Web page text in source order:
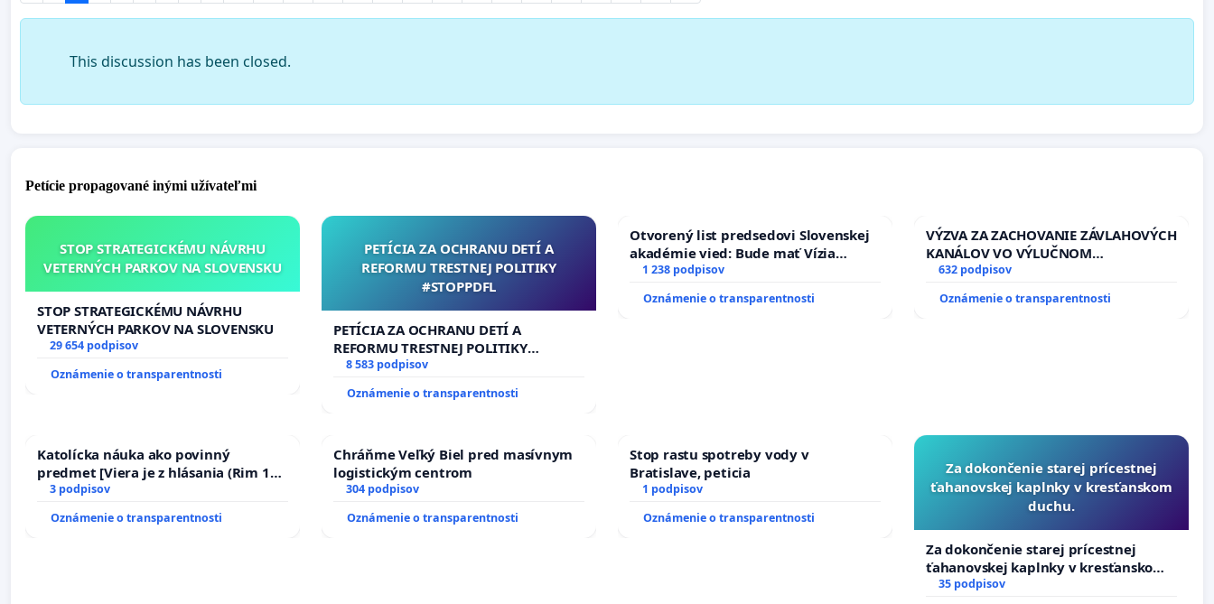
This discussion has been closed.
Petície propagované inými užívateľmi
STOP STRATEGICKÉMU NÁVRHU
VETERNÝCH PARKOV NA SLOVENSKU
STOP STRATEGICKÉMU NÁVRHU
VETERNÝCH PARKOV NA SLOVENSKU
29 654 podpisov
Oznámenie o transparentnosti
PETÍCIA ZA OCHRANU DETÍ A
REFORMU TRESTNEJ POLITIKY
#STOPPDFL
PETÍCIA ZA OCHRANU DETÍ A
REFORMU TRESTNEJ POLITIKY
#STOPPDFL
8 583 podpisov
Oznámenie o transparentnosti
Otvorený list predsedovi Slovenskej
akadémie vied: Bude mať Vízia
Slovenska 2040 mravnú chrbticu?
1 238 podpisov
Oznámenie o transparentnosti
VÝZVA ZA ZACHOVANIE ZÁVLAHOVÝCH
KANÁLOV VO VÝLUČNOM
VLASTNÍCTVE A POD KONTROLOU
riešenie zanedbaného stavu
632 podpisov
Oznámenie o transparentnosti
Katolícka náuka ako povinný
predmet [Viera je z hlásania (Rim 10,
17)]
3 podpisov
Oznámenie o transparentnosti
Chráňme Veľký Biel pred masívnym
logistickým centrom
304 podpisov
Oznámenie o transparentnosti
Stop rastu spotreby vody v
Bratislave, peticia
1 podpisov
Oznámenie o transparentnosti
Za dokončenie starej prícestnej
ťahanovskej kaplnky v kresťanskom
duchu.
Za dokončenie starej prícestnej
ťahanovskej kaplnky v kresťanskom
duchu.
35 podpisov